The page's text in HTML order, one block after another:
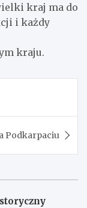
kraj ma do
i każdy
kraju.
Podkarpaciu